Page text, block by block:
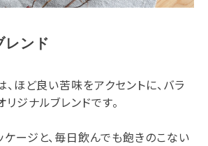
レンド
、ほど良い苦味をアクセントに、バラ
ジナルブレンドです。
ケージと、毎日飲んでも飽きのこない